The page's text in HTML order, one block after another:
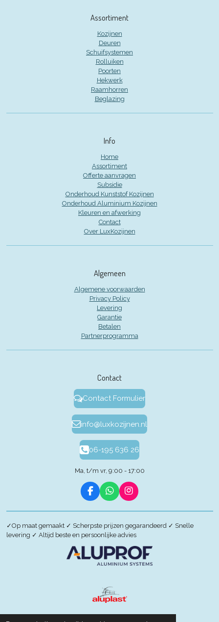
Assortiment
Kozijnen
Deuren
Schuifsystemen
Rolluiken
Poorten
Hekwerk
Raamhorren
Beglazing
Info
Home
Assortiment
Offerte aanvragen
Subsidie
Onderhoud Kunststof Kozijnen
Onderhoud Aluminium Kozijnen
Kleuren en afwerking
Contact
Over LuxKozijnen
Algemeen
Algemene voorwaarden
Privacy Policy
Levering
Garantie
Betalen
Partnerprogramma
Contact
Contact Formulier
info@luxkozijnen.nl
06-195 636 26
Ma, t/m vr, 9:00 - 17:00
F
a
c
b
o
o
k
W
h
a
t
s
A
p
p
I
n
s
a
g
r
a
m
✓Op maat gemaakt ✓ Scherpste prijzen gegarandeerd ✓ Snelle
levering ✓ Altijd beste en persoonlijke advies